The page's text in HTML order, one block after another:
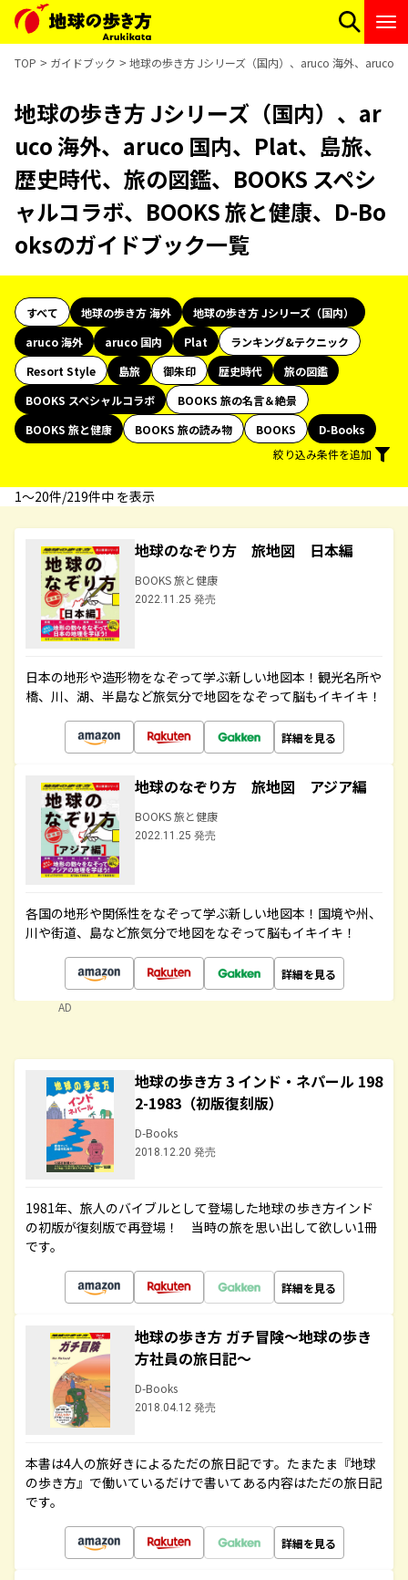
TOP ガイドブック 地球の歩き方 Jシリーズ（国内）、aruco 海外、aruco
地球の歩き方 Jシリーズ（国内）、ar
uco 海外、aruco 国内、Plat、島旅、
歴史時代、旅の図鑑、BOOKS スペシ
ャルコラボ、BOOKS 旅と健康、D-Bo
oksのガイドブック一覧
すべて 地球の歩き方 海外
地球の歩き方 Jシリーズ（国内）
aruco 海外
aruco 国内 Plat
ランキング&テクニック
Resort Style
島旅 御朱印 歴史時代
旅の図鑑
BOOKS スペシャルコラボ
BOOKS 旅の名言＆絶景
BOOKS 旅と健康
BOOKS 旅の読み物 BOOKS
D-Books
絞り込み条件を追加
1〜20件/219件中 を表示
地球のなぞり方 旅地図 日本編
BOOKS 旅と健康
2022.11.25 発売
日本の地形や造形物をなぞって学ぶ新しい地図本！観光名所や
橋、川、湖、半島など旅気分で地図をなぞって脳もイキイキ！
詳細を見る
地球のなぞり方 旅地図 アジア編
BOOKS 旅と健康
2022.11.25 発売
各国の地形や関係性をなぞって学ぶ新しい地図本！国境や州、
川や街道、島など旅気分で地図をなぞって脳もイキイキ！
詳細を見る
AD
地球の歩き方 3 インド・ネパール 198
2-1983（初版復刻版）
D-Books
2018.12.20 発売
1981年、旅人のバイブルとして登場した地球の歩き方インド
の初版が復刻版で再登場！ 当時の旅を思い出して欲しい1冊
です。
詳細を見る
地球の歩き方 ガチ冒険～地球の歩き
方社員の旅日記～
D-Books
2018.04.12 発売
本書は4人の旅好きによるただの旅日記です。たまたま『地球
の歩き方』で働いているだけで書いてある内容はただの旅日記
です。
詳細を見る